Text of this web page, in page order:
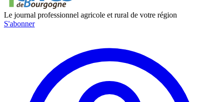
Le journal professionnel agricole et rural de votre région
S'abonner